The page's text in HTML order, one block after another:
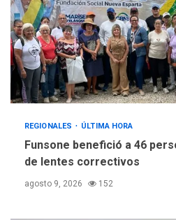
REGIONALES ÚLTIMA HORA
Funsone benefició a 46
de lentes correctivos
agosto 9, 2026 152